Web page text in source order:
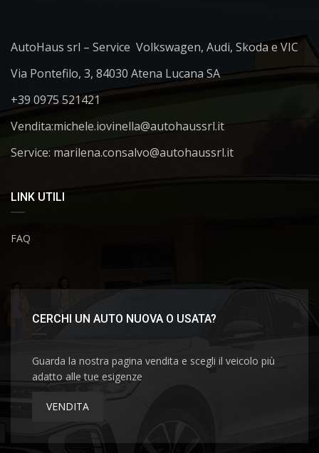
AutoHaus srl – Service Volkswagen, Audi, Skoda e VIC
Via Pontefilo, 3, 84030 Atena Lucana SA
+39 0975 521421
Vendita:michele.iovinella@autohaussrl.it
Service: marilena.consalvo@autohaussrl.it
LINK UTILI
FAQ
CERCHI UN AUTO NUOVA O USATA?
Guarda la nostra pagina vendita e scegli il veicolo più
adatto alle tue esigenze
VENDITA